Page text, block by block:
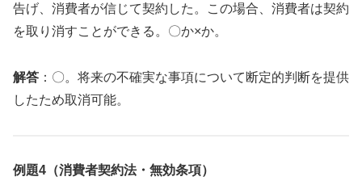
告げ、消費者が信じて契約した。この場合、消費者は契約
を取り消すことができる。〇か×か。
解答 ：〇。将来の不確実な事項について断定的判断を提供
したため取消可能。
例題4（消費者契約法・無効条項）